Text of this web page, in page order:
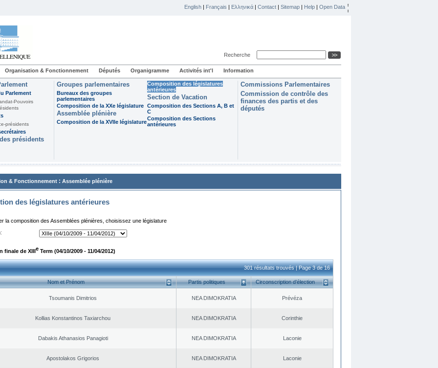
English | Français | Ελληνικά | Contact | Sitemap | Help | Open Data
Recherche
Organisation & Fonctionnement Députés Organigramme Activités int'l Information
Parlement
Pouvoirs
présidents
présidents
Groupes parlementaires
Bureaux des groupes
parlementaires
Composition de la XXe législature
Assemblée plénière
Composition de la XVIIe législature
Composition des législatures
antérieures
Section de Vacation
Composition des Sections A, B et
C
Composition des Sections
antérieures
Commissions Parlementaires
Commission de contrôle des
finances des partis et des
députés
& Fonctionnement : Assemblée plénière
des législatures antérieures
la composition des Assemblées plénières, choisissez une législature
finale de XIIIe Term (04/10/2009 - 11/04/2012)
301 résultats trouvés | Page 3 de 16
Nom et Prénom Partis politiques Circonscription d’élection
Tsoumanis Dimitrios NEA DΙMOKRATIA Prévéza
Kollias Konstantinos Taxiarchou NEA DΙMOKRATIA Corinthie
Dabakis Athanasios Panagioti NEA DΙMOKRATIA Laconie
Apostolakos Grigorios NEA DΙMOKRATIA Laconie